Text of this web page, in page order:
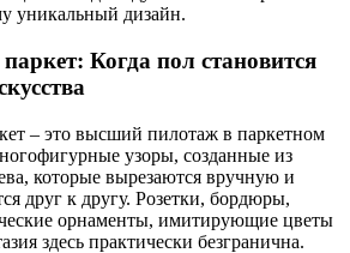
уникальный дизайн.
Когда пол становится
– это высший пилотаж в паркетном
узоры, созданные из
которые вырезаются вручную и
друг к другу. Розетки, бордюры,
орнаменты, имитирующие цветы
здесь практически безгранична.